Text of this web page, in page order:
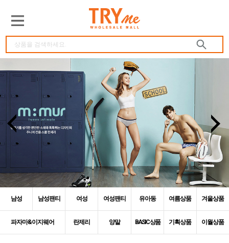
남성 남성팬티 여성 여성팬티 유아동 여름상품 겨울상품
파자마&이지웨어 란제리 양말 BASIC 상품 기획상품 이월상품